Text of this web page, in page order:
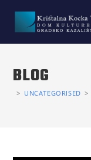
BLOG
> UNCATEGORISED >